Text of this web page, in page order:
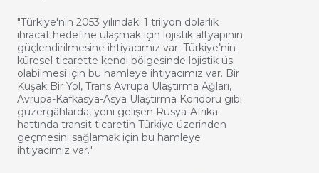
"Türkiye'nin 2053 yılındaki 1 trilyon dolarlık
ihracat hedefine ulaşmak için lojistik altyapının
güçlendirilmesine ihtiyacımız var. Türkiye’nin
küresel ticarette kendi bölgesinde lojistik üs
olabilmesi için bu hamleye ihtiyacımız var. Bir
Kuşak Bir Yol, Trans Avrupa Ulaştırma Ağları,
Avrupa-Kafkasya-Asya Ulaştırma Koridoru gibi
güzergâhlarda, yeni gelişen Rusya-Afrika
hattında transit ticaretin Türkiye üzerinden
geçmesini sağlamak için bu hamleye
ihtiyacımız var."